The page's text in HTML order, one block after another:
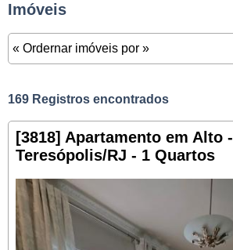
Imóveis
169 Registros encontrados
[3818] Apartamento em Alto -
Teresópolis/RJ - 1 Quartos